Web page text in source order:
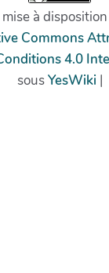
à
Commons
4.0
sousYesWiki |